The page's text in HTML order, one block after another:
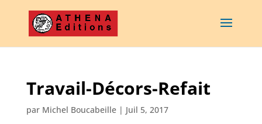
Travail-Décors-Refait
par Michel Boucabeille| Juil 5, 2017